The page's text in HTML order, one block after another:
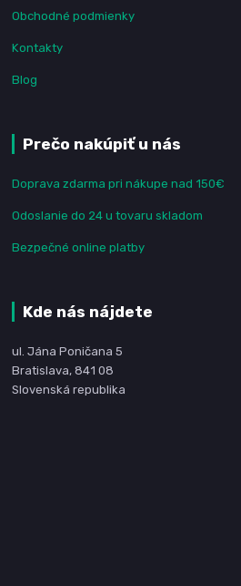
Obchodné podmienky
Kontakty
Blog
Prečo nakúpiť u nás
Doprava zdarma pri nákupe nad 150€
Odoslanie do 24 u tovaru skladom
Bezpečné online platby
Kde nás nájdete
ul. Jána Poničana 5
Bratislava, 841 08
Slovenská republika